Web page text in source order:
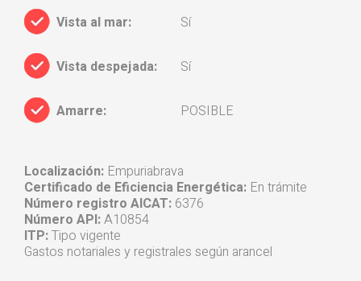
Vista al mar: Sí
Vista despejada: Sí
Amarre: POSIBLE
Localización: Empuriabrava
Certificado de Eficiencia Energética: En trámite
Número registro AICAT: 6376
Número API:A10854
ITP:Tipo vigente
Gastos notariales y registrales según arancel